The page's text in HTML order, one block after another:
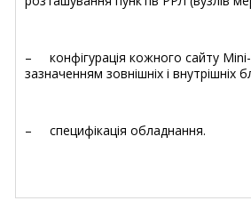
– конфігурація кожного сайту Mini-
зазначенням зовнішніх і внутрішніх
– специфікація обладнання.